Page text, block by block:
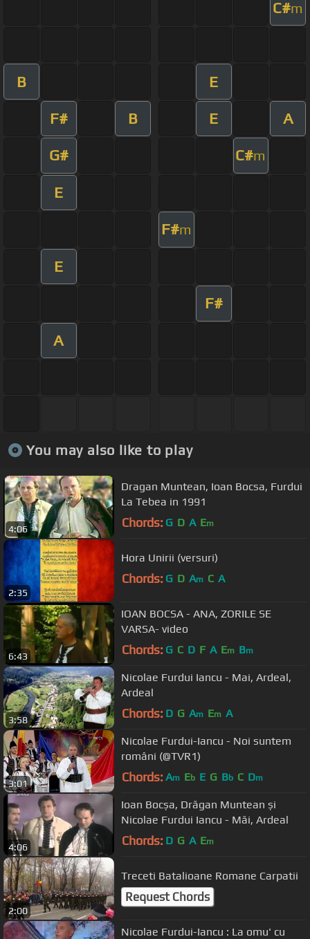
C#m
B E
F# B E A
G# C#m
E
F#m
E
F#
A
You may also like to play
4:06
Dragan Muntean, Ioan Bocsa, Furdui
La Tebea in 1991
Chords: G D A Em
2:35
Hora Unirii (versuri)
Chords: G D Am C A
6:43
IOAN BOCSA - ANA, ZORILE SE
VARSA- video
Chords: G C D F A Em Bm
3:58
Nicolae Furdui Iancu - Mai, Ardeal,
Ardeal
Chords: D G Am Em A
3:01
Nicolae Furdui-Iancu - Noi suntem
români (@TVR1)
Chords: Am Eb E G Bb C Dm
4:06
Ioan Bocșa, Drăgan Muntean și
Nicolae Furdui Iancu - Măi, Ardeal
Chords: D G A Em
2:00
Treceti Batalioane Romane Carpatii
Request Chords
Nicolae Furdui-Iancu : La omu' cu